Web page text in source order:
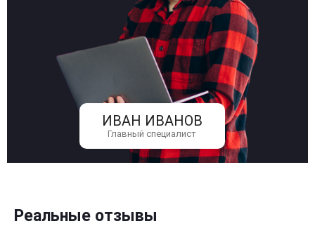
ИВАН ИВАНОВ
Главный специалист
Реальные отзывы